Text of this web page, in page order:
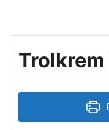
Trolkrem